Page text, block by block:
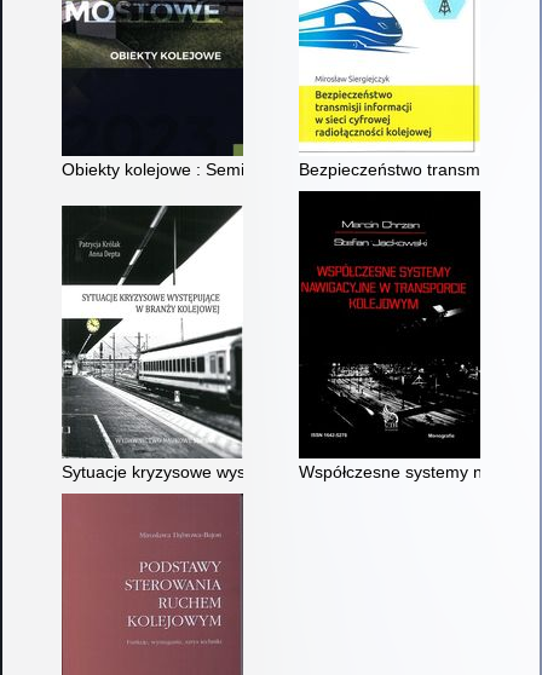
Obiekty kolejowe : Seminarium Naukowo-Techniczne
Bezpieczeństwo transmisji
Sytuacje kryzysowe występujące w branży kolejowej
Współczesne systemy